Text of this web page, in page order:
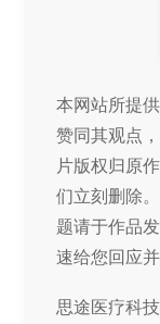
本网站所提
赞同其观点
片版权归原
们立刻删除
题请于作品
速给您回应
思途医疗科